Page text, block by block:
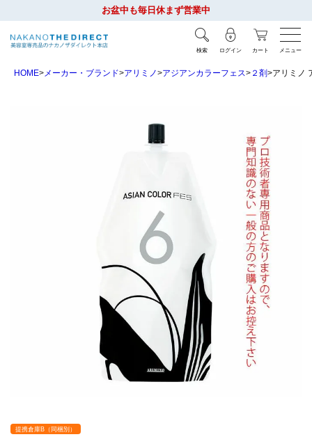
お盆中も毎日休まず営業中
検索 ログイン カート メニュー
HOME メーカー・ブランド アリミノ アジアンカラーフェス ２剤 アリミノ
提携倉庫B（同梱別）